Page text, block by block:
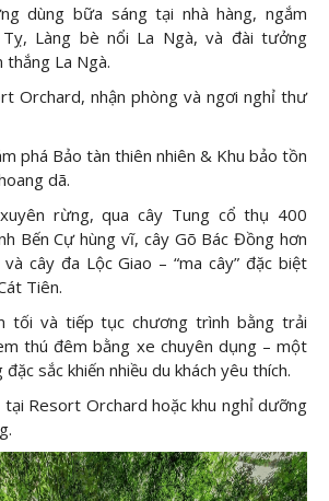
dùng bữa sáng tại nhà hàng, ngắm
Làng bè nổi La Ngà, và đài tưởng
thắng La Ngà.
Orchard, nhận phòng và ngơi nghỉ thư
phá Bảo tàn thiên nhiên & Khu bảo tồn
dã.
rừng, qua cây Tung cổ thụ 400
Bến Cự hùng vĩ, cây Gõ Bác Đồng hơn
cây đa Lộc Giao – “ma cây” đặc biệt
Tiên.
tối và tiếp tục chương trình bằng trải
thú đêm bằng xe chuyên dụng – một
sắc khiến nhiều du khách yêu thích.
tại Resort Orchard hoặc khu nghỉ dưỡng